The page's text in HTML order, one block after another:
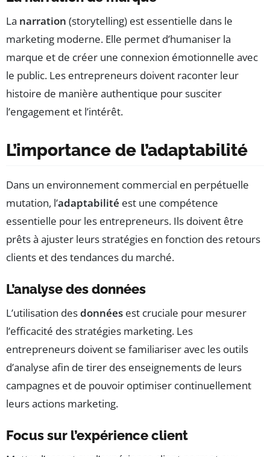
La narration (storytelling) est essentielle dans le
marketing moderne. Elle permet d’humaniser la
marque et de créer une connexion émotionnelle avec
le public. Les entrepreneurs doivent raconter leur
histoire de manière authentique pour susciter
l’engagement et l’intérêt.
L’importance de l’adaptabilité
Dans un environnement commercial en perpétuelle
mutation, l’adaptabilité est une compétence
essentielle pour les entrepreneurs. Ils doivent être
prêts à ajuster leurs stratégies en fonction des retours
clients et des tendances du marché.
L’analyse des données
L’utilisation desdonnées est cruciale pour mesurer
l’efficacité des stratégies marketing. Les
entrepreneurs doivent se familiariser avec les outils
d’analyse afin de tirer des enseignements de leurs
campagnes et de pouvoir optimiser continuellement
leurs actions marketing.
Focus sur l’expérience client